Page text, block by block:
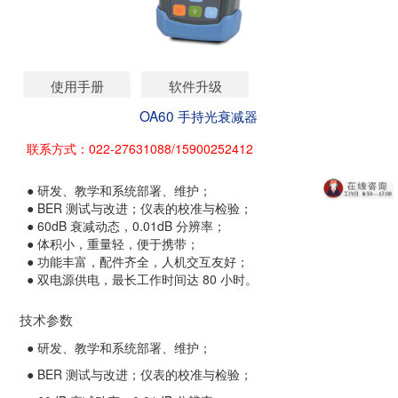
使用手册
软件升级
OA60 手持光衰减器
联系方式：022-27631088/15900252412
● 研发、教学和系统部署、维护；
● BER 测试与改进；仪表的校准与检验；
● 60dB 衰减动态，0.01dB 分辨率；
● 体积小，重量轻，便于携带；
● 功能丰富，配件齐全，人机交互友好；
● 双电源供电，最长工作时间达 80 小时。
技术参数
● 研发、教学和系统部署、维护；
● BER 测试与改进；仪表的校准与检验；